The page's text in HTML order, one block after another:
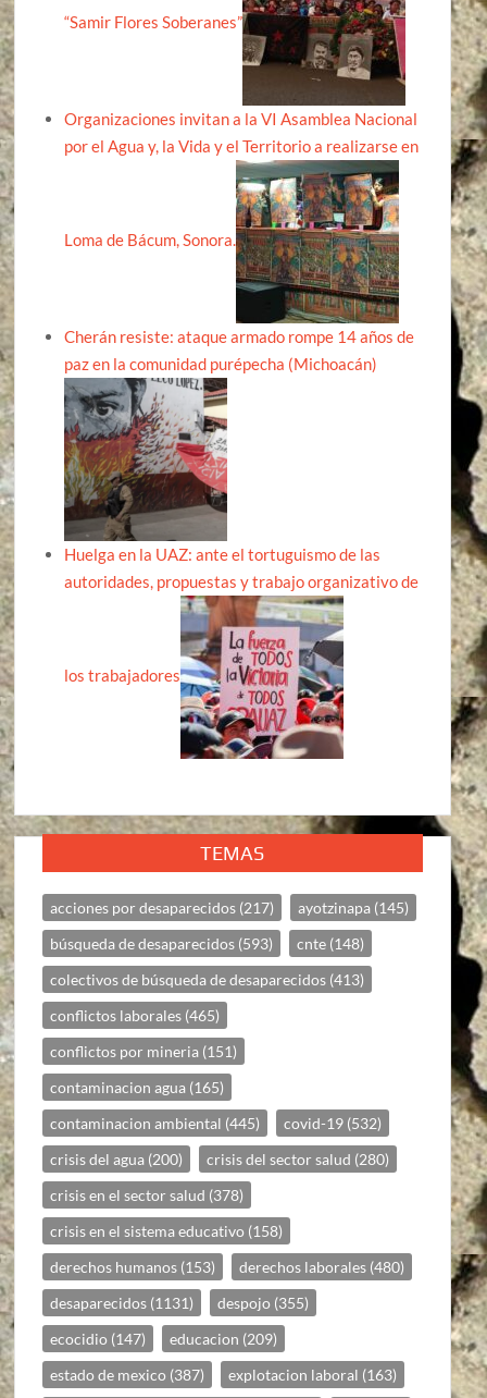
“Samir Flores Soberanes”
Organizaciones invitan a la VI Asamblea Nacional
por el Agua y, la Vida y el Territorio a realizarse en
Loma de Bácum, Sonora.
Cherán resiste: ataque armado rompe 14 años de
paz en la comunidad purépecha (Michoacán)
Huelga en la UAZ: ante el tortuguismo de las
autoridades, propuestas y trabajo organizativo de
los trabajadores
TEMAS
acciones por desaparecidos (217) ayotzinapa (145)
búsqueda de desaparecidos (593) cnte (148)
colectivos de búsqueda de desaparecidos (413)
conflictos laborales (465)
conflictos por mineria (151)
contaminacion agua (165)
contaminacion ambiental (445) covid-19 (532)
crisis del agua (200) crisis del sector salud (280)
crisis en el sector salud (378)
crisis en el sistema educativo (158)
derechos humanos (153) derechos laborales (480)
desaparecidos (1131) despojo (355)
ecocidio (147) educacion (209)
estado de mexico (387) explotacion laboral (163)